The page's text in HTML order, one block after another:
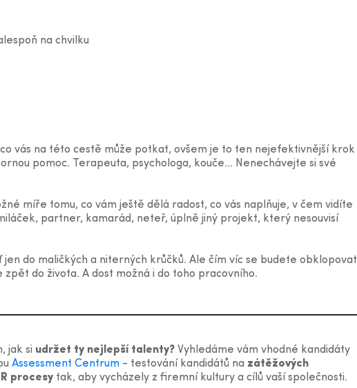
na chvilku
vás na této cestě může potkat, ovšem je to ten nejefektivnější krok
pomoc. Terapeuta, psychologa, kouče… Nenechávejte si své
míře tomu, co vám ještě dělá radost, co vás naplňuje, v čem vidíte
partner, kamarád, neteř, úplně jiný projekt, který nesouvisí
do maličkých a niterných krůčků. Ale čím víc se budete obklopovat
do života. A dost možná i do toho pracovního.
jak si udržet ty nejlepší talenty? Vyhledáme vám vhodné kandidáty
Assessment Centrum - testování kandidátů na zátěžových
procesy tak, aby vycházely z firemní kultury a cílů vaší společnosti.